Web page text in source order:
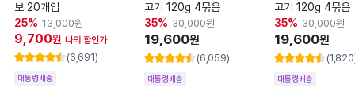
보 20개입
25% 13,000원
9,700원 나의 할인가
(6,691)
대통령배송
고기 120g 4묶음
35% 30,000원
19,600원
(6,059)
대통령배송
고기 120g 4묶음
35% 30,000원
19,600원
대통령배송